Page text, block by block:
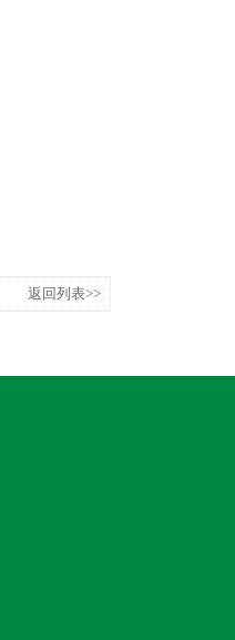
返回列表>>